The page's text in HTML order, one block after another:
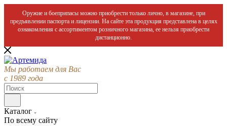
Оружие и боеприпасы можно приобрести только лично, в магазине, при
предъявлении паспорта и лицензии. На сайте эта продукция представлена в целях
ознакомления с ассортиментом розничного магазина, ее нельзя приобрести
дистанционно.
Мы работаем для Вас
с 1989 года
Каталог
По всему сайту